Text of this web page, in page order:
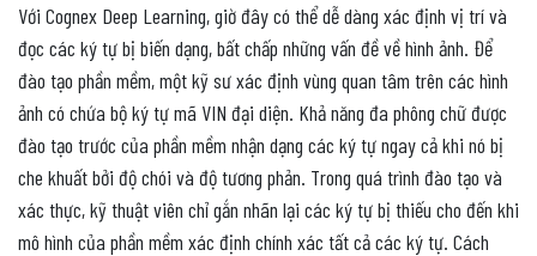
Với Cognex Deep Learning, giờ đây có thể dễ dàng xác định vị trí và
đọc các ký tự bị biến dạng, bất chấp những vấn đề về hình ảnh. Để
đào tạo phần mềm, một kỹ sư xác định vùng quan tâm trên các hình
ảnh có chứa bộ ký tự mã VIN đại diện. Khả năng đa phông chữ được
đào tạo trước của phần mềm nhận dạng các ký tự ngay cả khi nó bị
che khuất bởi độ chói và độ tương phản. Trong quá trình đào tạo và
xác thực, kỹ thuật viên chỉ gắn nhãn lại các ký tự bị thiếu cho đến khi
mô hình của phần mềm xác định chính xác tất cả các ký tự. Cách